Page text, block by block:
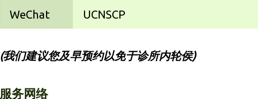
WeChat UCNSCP
(我们建议您及早预约以免于诊所内轮侯)
服务网络